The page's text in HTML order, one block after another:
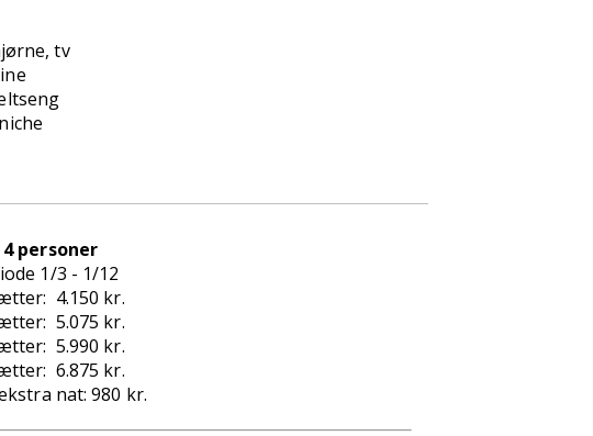
tv
4 personer
1/3 - 1/12
4.150 kr.
5.075 kr.
5.990 kr.
6.875 kr.
nat: 980 kr.